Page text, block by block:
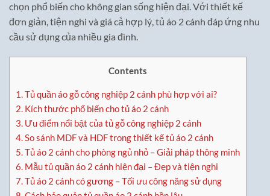
chọn phổ biến cho không gian sống hiện đại. Với thiết kế
đơn giản, tiện nghi và giá cả hợp lý, tủ áo 2 cánh đáp ứng nhu
cầu sử dụng của nhiều gia đình.
Contents
1.Tủ quần áo gỗ công nghiệp 2 cánh phù hợp với ai?
2. Kích thước phổ biến cho tủ áo 2 cánh
3. Ưu điểm nổi bật của tủ gỗ công nghiệp 2 cánh
4.So sánh MDF và HDF trong thiết kế tủ áo 2 cánh
5.Tủ áo 2 cánh cho phòng ngủ nhỏ – Giải pháp thông minh
6. Mẫu tủ quần áo 2 cánh hiện đại – Đẹp và tiện nghi
7.Tủ áo 2 cánh có gương – Tối ưu công năng sử dụng